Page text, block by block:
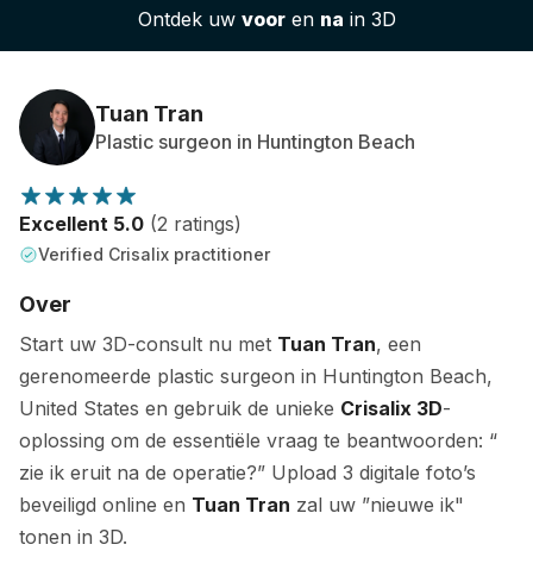
Patiëntrecensies
Ontdek uw vooren na in 3D
Tuan Tran
Plastic surgeon in Huntington Beach
Excellent 5.0 (2 ratings)
Verified Crisalix practitioner
Over
Start uw 3D-consult nu met Tuan Tran, een
gerenomeerde plastic surgeon in Huntington Beach,
United States en gebruik de unieke Crisalix 3D-
oplossing om de essentiële vraag te beantwoorden: “
zie ik eruit na de operatie?” Upload 3 digitale foto’s
beveiligd online en Tuan Tran zal uw ”nieuwe ik"
tonen in 3D.